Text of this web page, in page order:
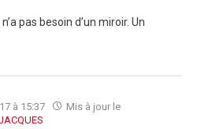
pas besoin d’un miroir. Un
à 15:37
Mis à jour le